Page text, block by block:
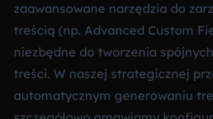
zaawansowane narzędzia do
treścią (np. Advanced Custom
niezbędne do tworzenia
treści. W naszej strategicznej
automatycznym generowaniu